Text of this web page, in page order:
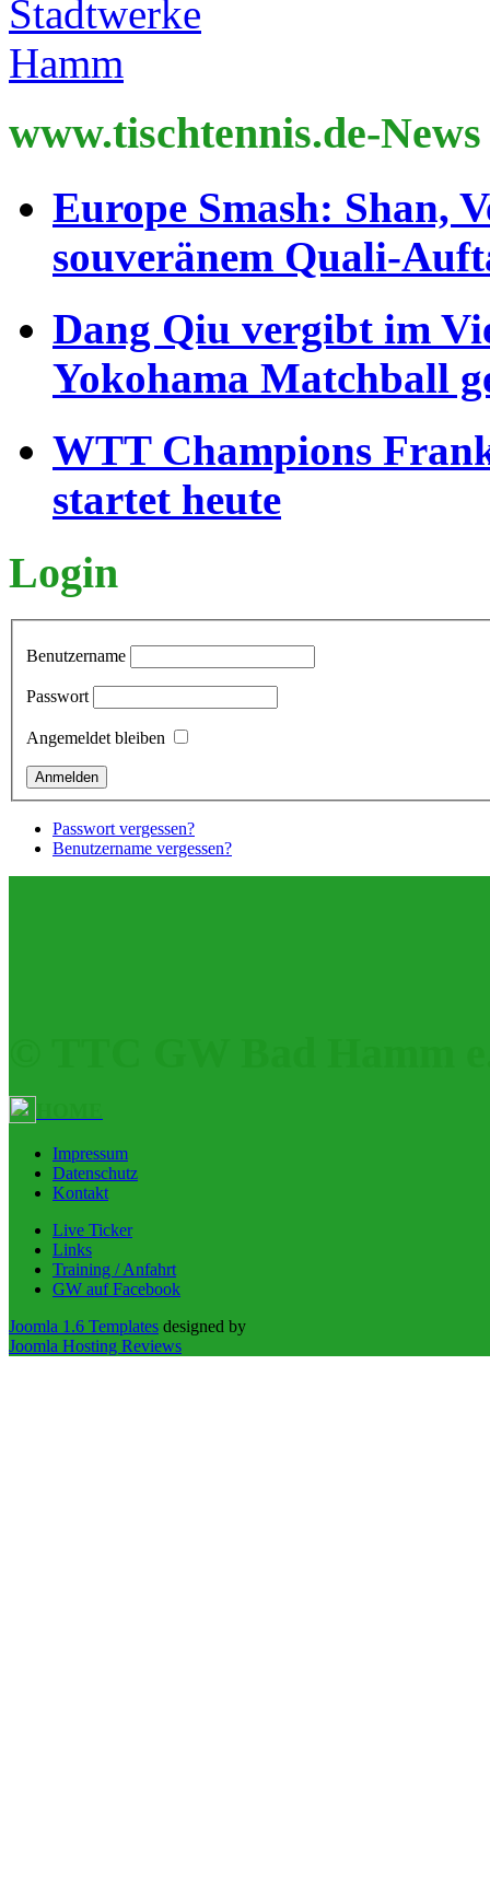
www.tischtennis.de-News
Europe Smash: Shan,
souveränem Quali-
Dang Qiu vergibt im
Yokohama Matchball
WTT Champions
startet heute
Login
Benutzername
Passwort
Angemeldet bleiben
Passwort vergessen?
Benutzername vergessen?
Impressum
Datenschutz
Kontakt
Live Ticker
Links
Training / Anfahrt
GW auf Facebook
Joomla 1.6 Templates designed by
Joomla Hosting Reviews